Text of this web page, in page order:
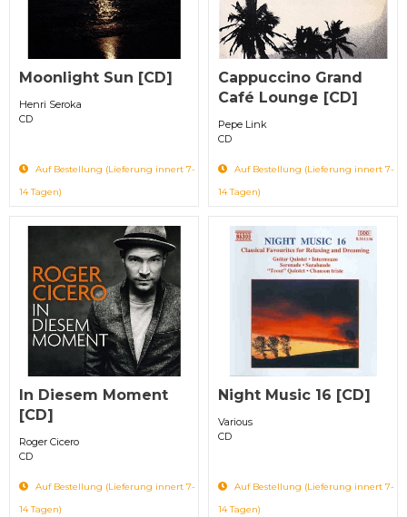
Moonlight Sun [CD]
Henri Seroka
CD
Auf Bestellung (Lieferung innert 7-
14 Tagen)
Cappuccino Grand
Café Lounge [CD]
Pepe Link
CD
Auf Bestellung (Lieferung innert 7-
14 Tagen)
In Diesem Moment
[CD]
Roger Cicero
CD
Auf Bestellung (Lieferung innert 7-
14 Tagen)
Night Music 16 [CD]
Various
CD
Auf Bestellung (Lieferung innert 7-
14 Tagen)